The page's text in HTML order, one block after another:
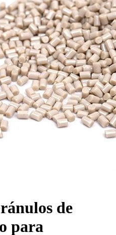
de
para